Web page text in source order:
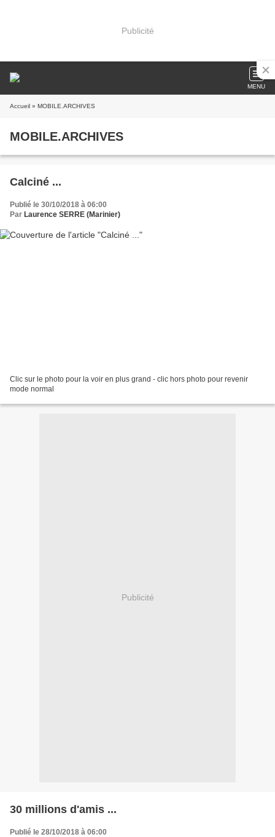
Publicité
MENU
Accueil » MOBILE.ARCHIVES
MOBILE.ARCHIVES
Calciné ...
Publié le 30/10/2018 à 06:00
Par Laurence SERRE (Marinier)
Clic sur le photo pour la voir en plus grand - clic hors photo pour revenir
mode normal
Publicité
30 millions d'amis ...
Publié le 28/10/2018 à 06:00